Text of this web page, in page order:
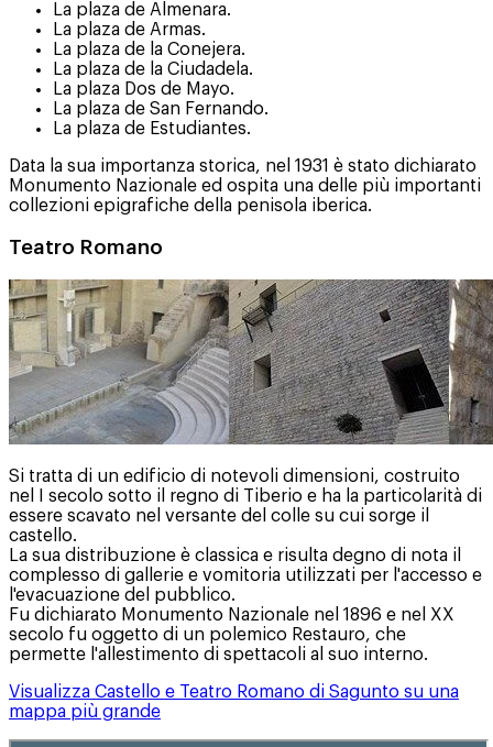
La plaza de Almenara.
La plaza de Armas.
La plaza de la Conejera.
La plaza de la Ciudadela.
La plaza Dos de Mayo.
La plaza de San Fernando.
La plaza de Estudiantes.
Data la sua importanza storica, nel 1931 è stato dichiarato
Monumento Nazionale ed ospita una delle più importanti
collezioni epigrafiche della penisola iberica.
Teatro Romano
Si tratta di un edificio di notevoli dimensioni, costruito
nel I secolo sotto il regno di Tiberio e ha la particolarità di
essere scavato nel versante del colle su cui sorge il
castello.
La sua distribuzione è classica e risulta degno di nota il
complesso di gallerie e vomitoria utilizzati per l'accesso e
l'evacuazione del pubblico.
Fu dichiarato Monumento Nazionale nel 1896 e nel XX
secolo fu oggetto di un polemico Restauro, che
permette l'allestimento di spettacoli al suo interno.
Visualizza Castello e Teatro Romano di Sagunto su una
mappa più grande